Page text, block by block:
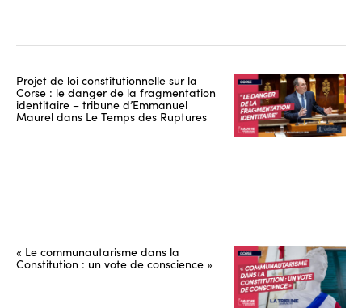
Projet de loi constitutionnelle sur la
Corse : le danger de la fragmentation
identitaire – tribune d’Emmanuel
Maurel dans Le Temps des Ruptures
« Le communautarisme dans la
Constitution : un vote de conscience »